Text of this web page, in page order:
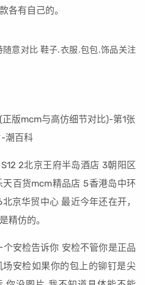
各有自己的。
意对比 鞋子.衣服.包包.饰品关注
2北京王府半岛酒店 3朝阳区
百货mcm精品店 5香港岛中环
京华贸中心 最近今年还在开，
精仿的。
安检告诉你 安检不管你是正品
安检如果你的包上的铆钉是尖